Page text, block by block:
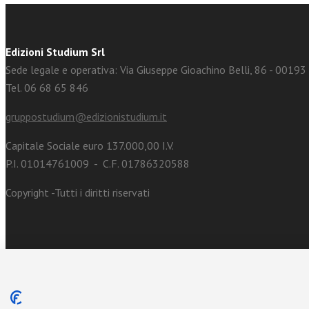
Edizioni Studium Srl
Sede legale e operativa: Via Giuseppe Gioachino Belli, 86 - 00193
Tel. 06 68 65 846
gruppostudium@edizionistudium.it
Capitale Sociale euro 137.000,00 I.V.
P.I. 01014761009 - C.F. 01786320588
Copyright -Tutti i diritti riservati